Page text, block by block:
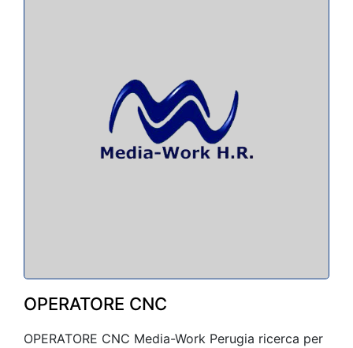
OPERATORE CNC
OPERATORE CNC Media-Work Perugia ricerca per